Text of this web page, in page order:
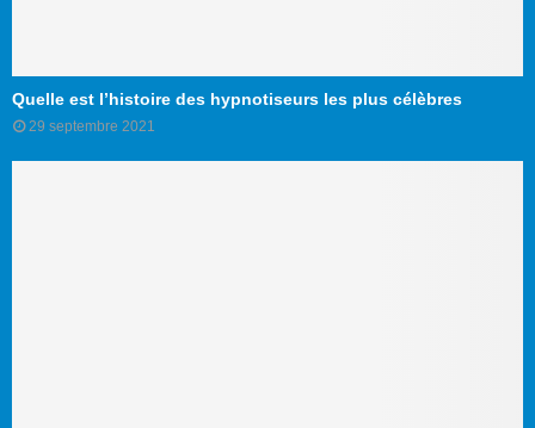
Quelle est l’histoire des hypnotiseurs les plus célèbres
29 septembre 2021